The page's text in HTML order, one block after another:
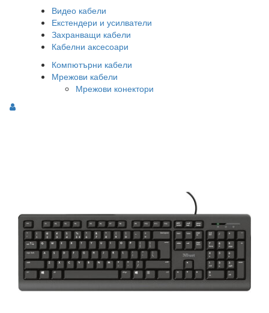
Видео кабели
Екстендери и усилватели
Захранващи кабели
Кабелни аксесоари
Компютърни кабели
Мрежови кабели
Мрежови конектори